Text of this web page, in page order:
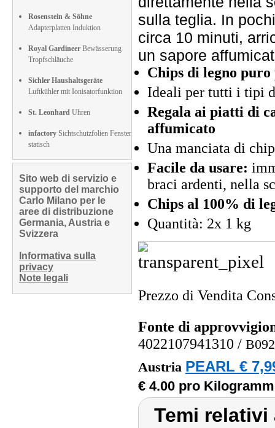
Rosenstein & Söhne
Adapterplatten Induktion
Royal Gardineer Bewässerung
Tropfschläuche
Sichler Haushaltsgeräte
Luftkühler mit Ionisatorfunktion
St. Leonhard Uhren
infactory Sichtschutzfolien Fenster
statisch
Sito web di servizio e
supporto del marchio
Carlo Milano per le
aree di distribuzione
Germania, Austria e
Svizzera
Informativa sulla
privacy
Note legali
sulla teglia. In
circa 10 minuti,
un sapore
Chips di legno
Ideali per tutti i tipi
Regala ai piatti di
affumicato
Una manciata di
Facile da usare:
braci ardenti, nella
Chips al 100% di
Quantità: 2x 1 kg
Prezzo di Vendita
Fonte di
4022107941310 /
Austria PEARL €
€ 4.00 pro Kilogramm
Temi